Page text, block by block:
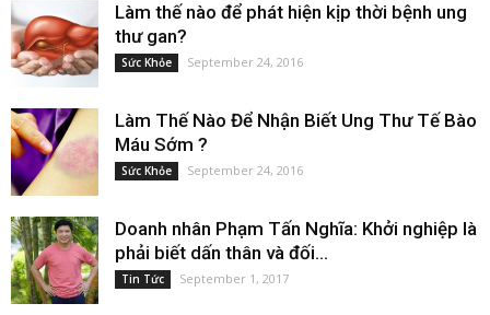
Làm thế nào để phát hiện kịp thời bệnh ung
thư gan?
Sức Khỏe September 24, 2016
Làm Thế Nào Để Nhận Biết Ung Thư Tế Bào
Máu Sớm ?
Sức Khỏe September 24, 2016
Doanh nhân Phạm Tấn Nghĩa: Khởi nghiệp là
phải biết dấn thân và đối...
Tin Tức September 1, 2017